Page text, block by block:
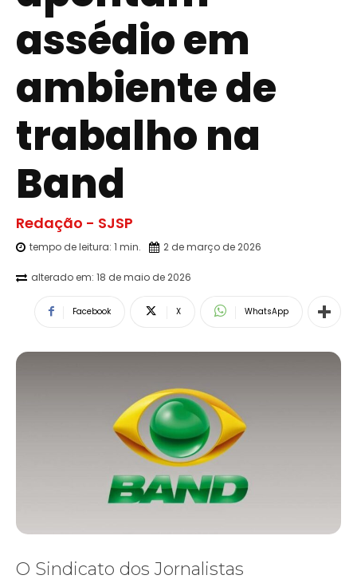
assédio em
ambiente de
trabalho na
Band
Redação - SJSP
tempo de leitura: 1 min. 2 de março de 2026
alterado em: 18 de maio de 2026
Facebook X WhatsApp
O Sindicato dos Jornalistas